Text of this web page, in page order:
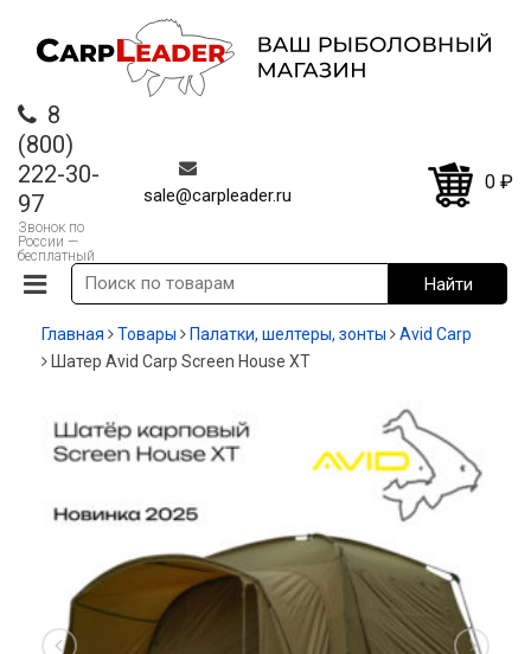
8
(800)
222-30-
97
Звонок по
России —
бесплатный
sale@carpleader.ru
0 ₽
Главная Товары Палатки, шелтеры, зонты
Avid Carp
Шатер Avid Carp Screen House XT
-13%